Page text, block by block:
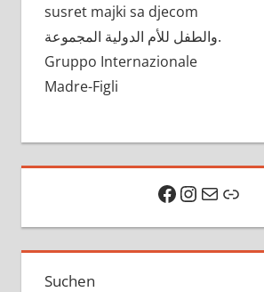
susret majki sa djecom
ولية المجموعةوالطفل للأم الد.
Gruppo Internazionale
Madre-Figli
Facebook
Instagram
E-Mail
Link
Suchen